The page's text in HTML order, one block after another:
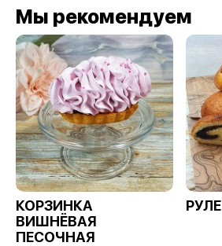
Мы рекомендуем
КОРЗИНКА
ВИШНЁВАЯ
ПЕСОЧНАЯ